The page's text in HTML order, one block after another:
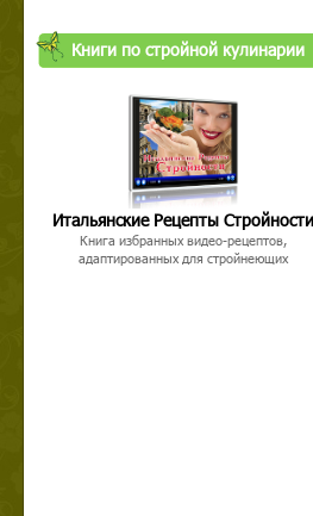
Книги по стройной кулинарии
Итальянские Рецепты Стройности
Книга избранных видео-рецептов,
адаптированных для стройнеющих